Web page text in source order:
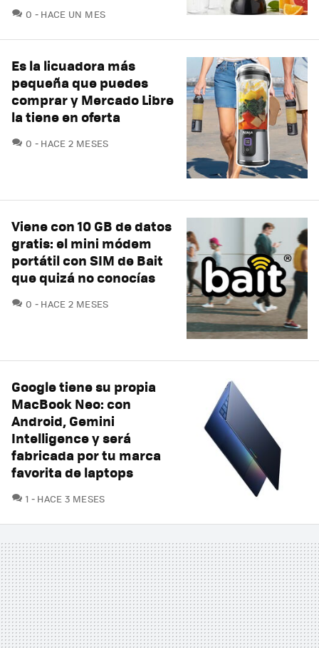
0 COMENTARIOS
HACE UN MES
Es la licuadora más
pequeña que puedes
comprar y Mercado Libre
la tiene en oferta
0 COMENTARIOS
HACE 2 MESES
Viene con 10 GB de datos
gratis: el mini módem
portátil con SIM de Bait
que quizá no conocías
0 COMENTARIOS
HACE 2 MESES
Google tiene su propia
MacBook Neo: con
Android, Gemini
Intelligence y será
fabricada por tu marca
favorita de laptops
1 COMENTARIOS
HACE 3 MESES